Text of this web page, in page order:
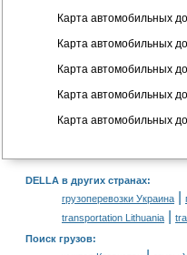
Карта автомобильных
Карта автомобильных
Карта автомобильных
Карта автомобильных
Карта автомобильных
DELLA в других странах:
грузоперевозки Украина
transportation Lithuania
Поиск грузов: